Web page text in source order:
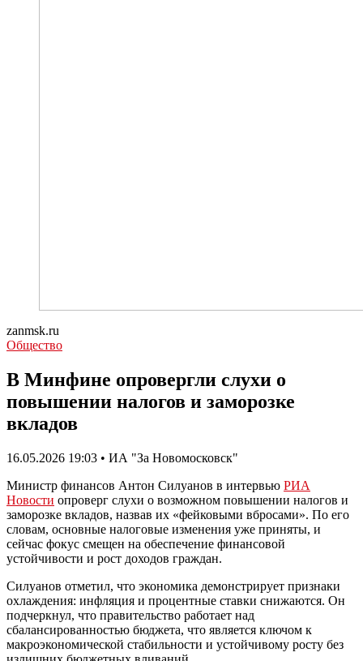
zanmsk.ru
Общество
В Минфине опровергли слухи о
повышении налогов и заморозке
вкладов
16.05.2026 19:03 • ИА "За Новомосковск"
Министр финансов Антон Силуанов в интервью РИА
Новости опроверг слухи о возможном повышении налогов и
заморозке вкладов, назвав их «фейковыми вбросами». По его
словам, основные налоговые изменения уже приняты, и
сейчас фокус смещен на обеспечение финансовой
устойчивости и рост доходов граждан.
Силуанов отметил, что экономика демонстрирует признаки
охлаждения: инфляция и процентные ставки снижаются. Он
подчеркнул, что правительство работает над
сбалансированностью бюджета, что является ключом к
макроэкономической стабильности и устойчивому росту без